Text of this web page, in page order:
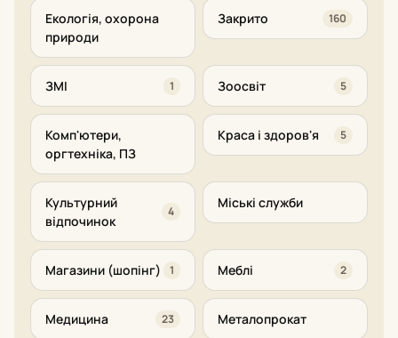
Екологія, охорона
природи
Закрито 160
ЗМІ 1 Зоосвіт 5
Комп'ютери,
оргтехніка, ПЗ
Краса і здоров'я 5
Культурний
відпочинок
4
Міські служби
Магазини (шопінг) 1 Меблі 2
Медицина 23 Металопрокат